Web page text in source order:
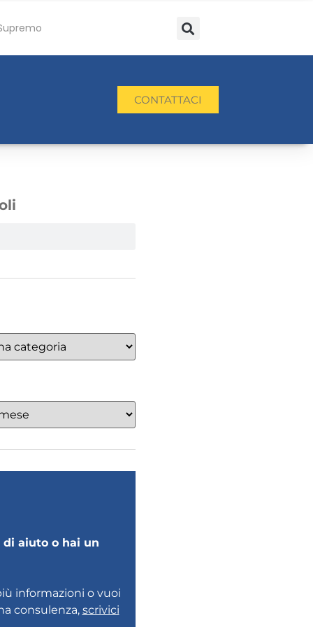
CONTATTACI
di aiuto o hai un
informazioni o vuoi
consulenza, scrivici